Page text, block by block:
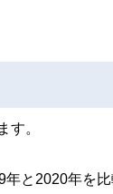
す。
と2020年を